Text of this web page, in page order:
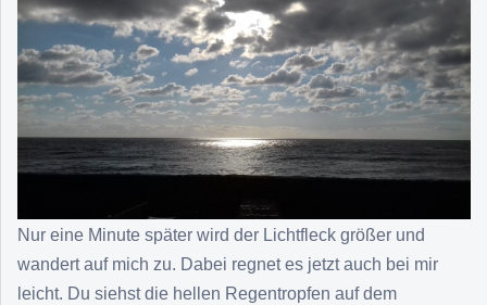
Nur eine Minute später wird der Lichtfleck größer und
wandert auf mich zu. Dabei regnet es jetzt auch bei mir
leicht. Du siehst die hellen Regentropfen auf dem